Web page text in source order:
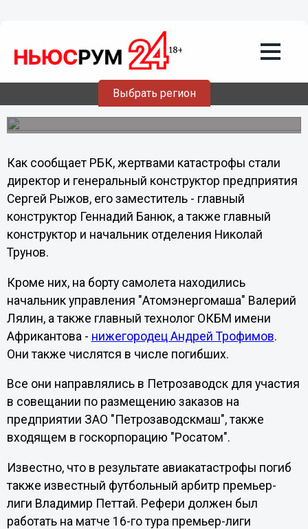
Выбрать регион
Общество
Ведущие конструкторы "Росатома"
погибли а авиакатастрофе
Как сообщает РБК, жертвами катастрофы стали
директор и генеральный конструктор предприятия
Сергей Рыжов, его заместитель - главный
конструктор Геннадий Банюк, а также главный
конструктор и начальник отделения Николай
Трунов.
Кроме них, на борту самолета находились
начальник управления "Атомэнергомаша" Валерий
Лялин, а также главный технолог ОКБМ имени
Африкантова - нижегородец Андрей Трофимов.
Они также числятся в числе погибших.
Все они направлялись в Петрозаводск для участия
в совещании по размещению заказов на
предприятии ЗАО "Петрозаводскмаш", также
входящем в госкорпорацию "Росатом".
Известно, что в результате авиакатастрофы погиб
также известный футбольный арбитр премьер-
лиги Владимир Петтай. Рефери должен был
работать на матче 16-го тура премьер-лиги